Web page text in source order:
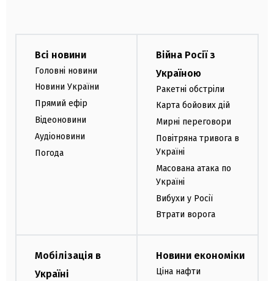
Всі новини
Головні новини
Новини України
Прямий ефір
Відеоновини
Аудіоновини
Погода
Війна Росії з
Україною
Ракетні обстріли
Карта бойових дій
Мирні переговори
Повітряна тривога в
Україні
Масована атака по
Україні
Вибухи у Росії
Втрати ворога
Мобілізація в
Україні
Новини економіки
Ціна нафти